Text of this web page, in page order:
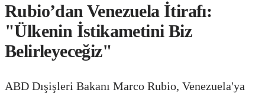
Rubio’dan Venezuela İtirafı:
"Ülkenin İstikametini Biz
Belirleyeceğiz"
ABD Dışişleri Bakanı Marco Rubio, Venezuela'ya